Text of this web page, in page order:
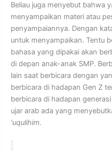
Beliau juga menyebut bahwa
menyampaikan materi atau
penyampaiannya. Dengan
untuk menyampaikan. Tentu
bahasa yang dipakai akan
di depan anak-anak SMP.
lain saat berbicara dengan
berbicara di hadapan Gen Z
berbicara di hadapan
ujar arab ada yang
‘uqulihim.